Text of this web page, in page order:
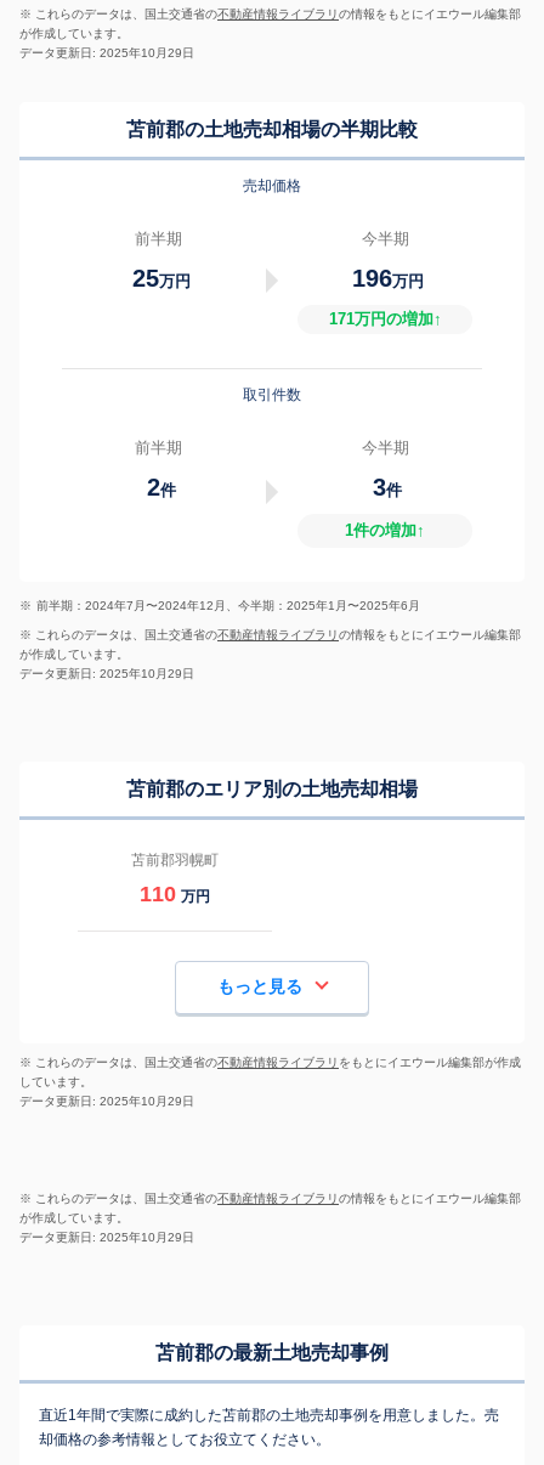
※ これらのデータは、国土交通省の不動産情報ライブラリの情報をもとにイエウール編集部
が作成しています。
データ更新日: 2025年10月29日
苫前郡の土地売却相場の半期比較
売却価格
前半期
25万円
今半期
196万円
171万円の増加↑
取引件数
前半期
2件
今半期
3件
1件の増加↑
※ 前半期：2024年7月〜2024年12月、今半期：2025年1月〜2025年6月
※ これらのデータは、国土交通省の不動産情報ライブラリの情報をもとにイエウール編集部
が作成しています。
データ更新日: 2025年10月29日
苫前郡のエリア別の土地売却相場
苫前郡羽幌町
110 万円
もっと見る
※ これらのデータは、国土交通省の不動産情報ライブラリ をもとにイエウール編集部が作成
しています。
データ更新日: 2025年10月29日
※ これらのデータは、国土交通省の不動産情報ライブラリの情報をもとにイエウール編集部
が作成しています。
データ更新日: 2025年10月29日
苫前郡の最新土地売却事例
直近1年間で実際に成約した苫前郡の土地売却事例を用意しました。売
却価格の参考情報としてお役立てください。